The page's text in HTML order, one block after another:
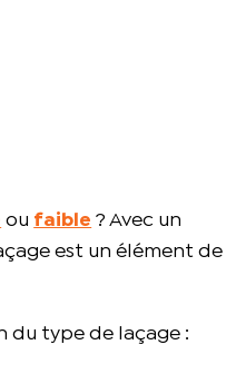
ou faible ? Avec un
est un élément de
du type de laçage :